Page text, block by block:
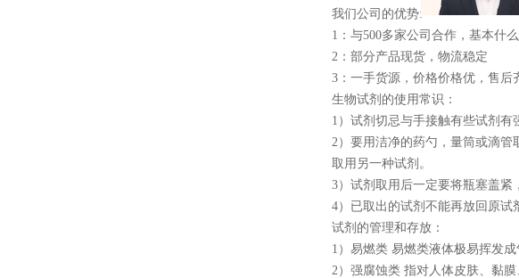
我们公司的优势:
1 ：与500多家公司合作，基本什
2 ：部分产品现货，物流稳定
3 ：一手货源，价格价格优，售
生物试剂的使用常识：
1 ）试剂切忌与手接触有些试剂有
2）要用洁净的药勺，量筒或滴
取用另一种试剂。
3）试剂取用后一定要将瓶塞盖紧
4）已取出的试剂不能再放回原试
试剂的管理和存放：
1 ）易燃类 易燃类液体极易挥发
2）强腐蚀类 指对人体皮肤、黏